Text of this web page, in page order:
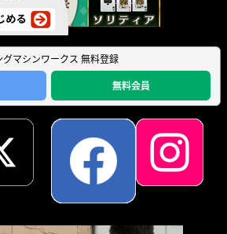
グマシンワークス 無料登録
無料会員